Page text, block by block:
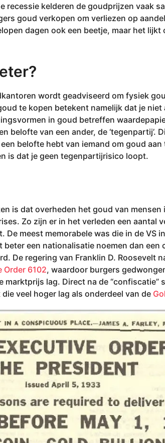
recessie kelderen de goudprijzen vaak
goud verkopen om verliezen op
dagen ook een beetje, maar het lijkt
wordt geadviseerd om fysiek
te kopen betekent namelijk dat je
in goud betreffen
belofte van een ander, de ‘tegenpartij’.
belofte hebt van iemand om goud
is dat je geen tegenpartijrisico loopt.
is dat overheden het goud van mensen
Zo zijn er in het verleden een aantal
De meest memorabele was die in de VS
beter een nationalisatie noemen dan een
De regering van Franklin D. Roosevelt
Order 6102, waardoor burgers
marktprijs lag. Direct na de “confiscatie”
veel hoger lag als onderdeel van de